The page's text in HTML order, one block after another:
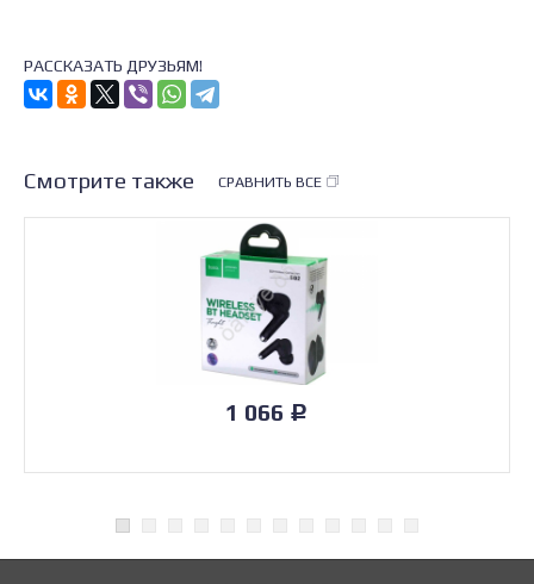
РАССКАЗАТЬ ДРУЗЬЯМ!
Смотрите также СРАВНИТЬ ВСЕ
1 066 Р